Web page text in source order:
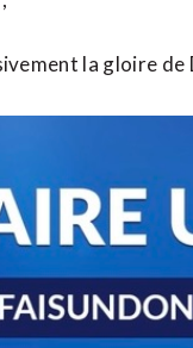
la gloire de